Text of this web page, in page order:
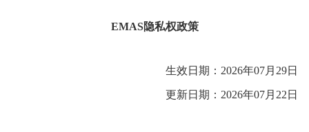
EMAS隐私权政策
生效日期： 2026年07月29日
更新日期：2026年07月22日